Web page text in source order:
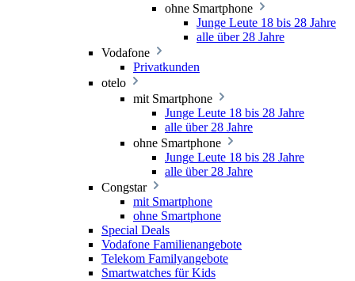
ohne Smartphone
Junge Leute 18 bis 28 Jahre
alle über 28 Jahre
Vodafone
Privatkunden
otelo
mit Smartphone
Junge Leute 18 bis 28 Jahre
alle über 28 Jahre
ohne Smartphone
Junge Leute 18 bis 28 Jahre
alle über 28 Jahre
Congstar
mit Smartphone
ohne Smartphone
Special Deals
Vodafone Familienangebote
Telekom Familyangebote
Smartwatches für Kids